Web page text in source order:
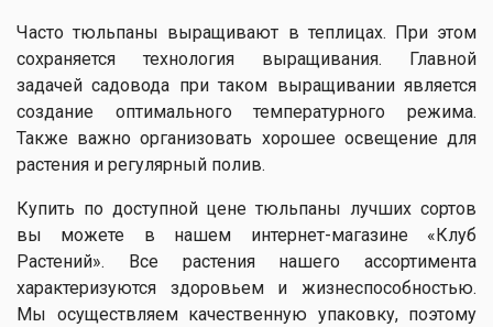
Часто тюльпаны выращивают в теплицах. При этом
сохраняется технология выращивания. Главной
задачей садовода при таком выращивании является
создание оптимального температурного режима.
Также важно организовать хорошее освещение для
растения и регулярный полив.
Купить по доступной цене тюльпаны лучших сортов
вы можете в нашем интернет-магазине «Клуб
Растений». Все растения нашего ассортимента
характеризуются здоровьем и жизнеспособностью.
Мы осуществляем качественную упаковку, поэтому